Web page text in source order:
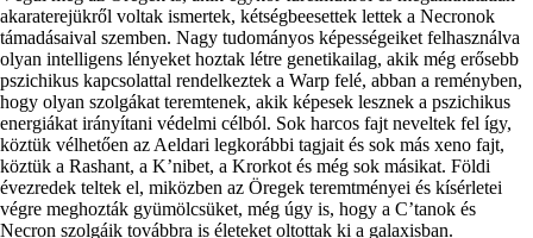
akaraterejükről voltak ismertek, kétségbeesettek lettek a Necronok
támadásaival szemben. Nagy tudományos képességeiket felhasználva
olyan intelligens lényeket hoztak létre genetikailag, akik még erősebb
pszichikus kapcsolattal rendelkeztek a Warp felé, abban a reményben,
hogy olyan szolgákat teremtenek, akik képesek lesznek a pszichikus
energiákat irányítani védelmi célból. Sok harcos fajt neveltek fel így,
köztük vélhetően az Aeldari legkorábbi tagjait és sok más xeno fajt,
köztük a Rashant, a K’nibet, a Krorkot és még sok másikat. Földi
évezredek teltek el, miközben az Öregek teremtményei és kísérletei
végre meghozták gyümölcsüket, még úgy is, hogy a C’tanok és
Necron szolgáik továbbra is életeket oltottak ki a galaxisban.